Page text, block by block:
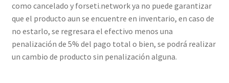
como cancelado y forseti.network ya no puede garantizar
que el producto aun se encuentre en inventario, en caso de
no estarlo, se regresara el efectivo menos una
penalización de 5% del pago total o bien, se podrá realizar
un cambio de producto sin penalización alguna.